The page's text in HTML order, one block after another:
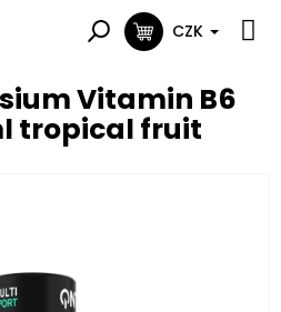
NÁKUPNÍ
CZK
Vitamin B6
tropical fruit